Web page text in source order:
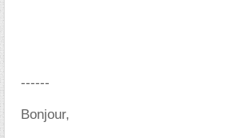
------
Bonjour,